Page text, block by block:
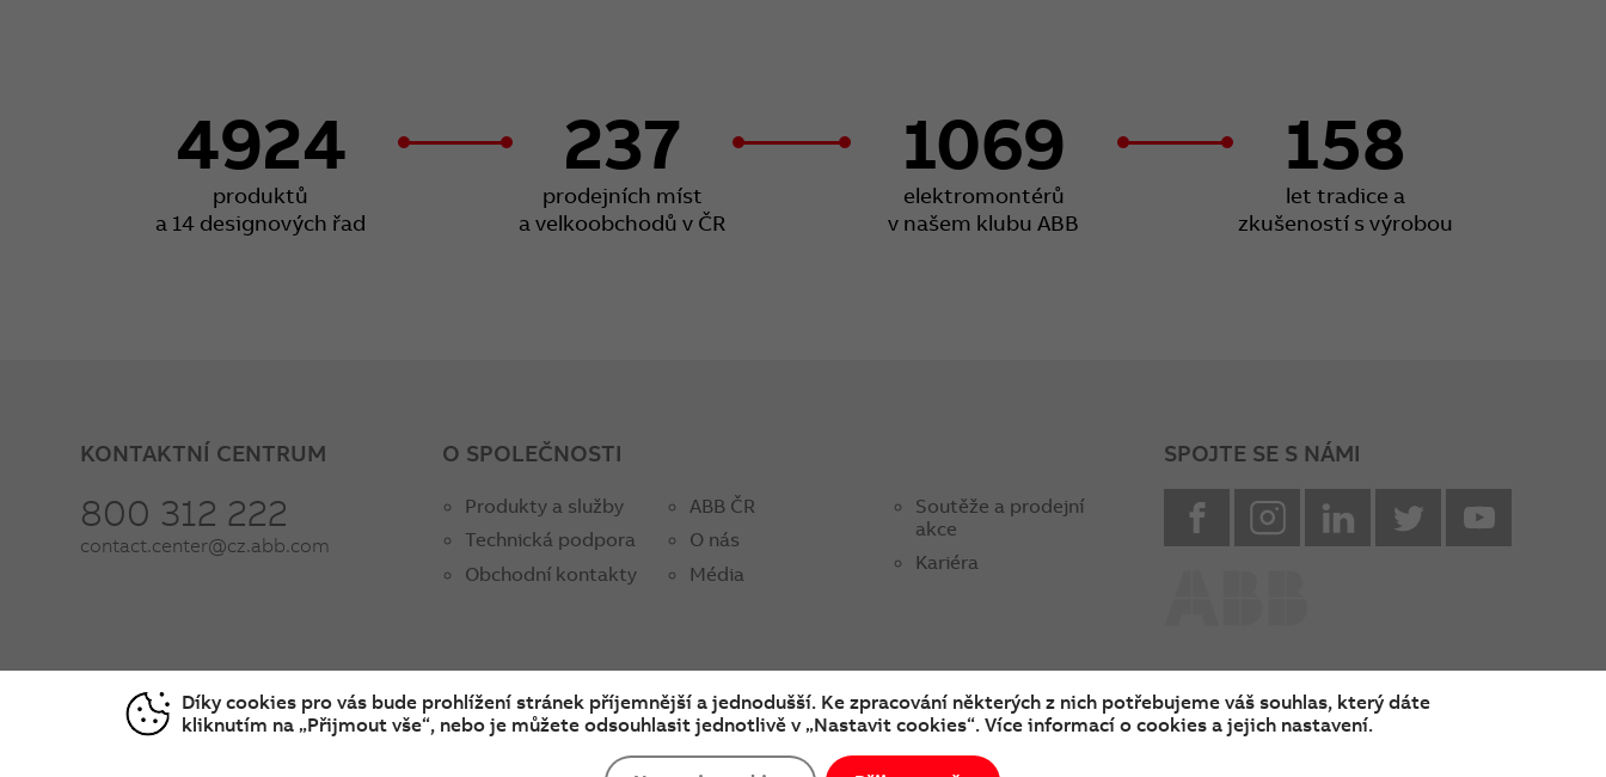
4924
produktů
a 14 designových řad
237
prodejních míst
a velkoobchodů v ČR
1069
elektromontérů
v našem klubu ABB
158
let tradice a
zkušeností s výrobou
KONTAKTNÍ CENTRUM
800 312 222
contact.center@cz.abb.com
O SPOLEČNOSTI
Produkty a služby
Technická podpora
Obchodní kontakty
ABB ČR
O nás
Média
Soutěže a prodejní
akce
Kariéra
SPOJTE SE S NÁMI
facebook instagramLinkedin twitter
Díky cookies pro vás bude prohlížení stránek příjemnější a jednodušší. Ke zpracování některých z nich potřebujeme váš souhlas, který dáte
kliknutím na „Přijmout vše“, nebo je můžete odsouhlasit jednotlivě v „Nastavit cookies“. Více informací o cookies a jejich nastavení.